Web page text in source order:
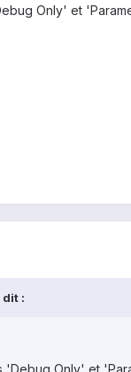
Only' et
dit :
'Debug Only' et